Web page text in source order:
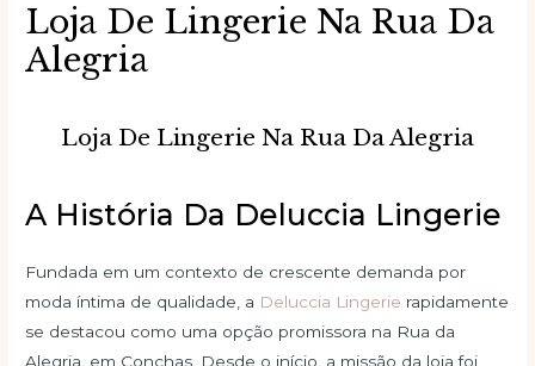
Loja De Lingerie Na Rua Da
Alegria
Loja De Lingerie Na Rua Da Alegria
A História Da Deluccia Lingerie
Fundada em um contexto de crescente demanda por
moda íntima de qualidade, a Deluccia Lingerie rapidamente
se destacou como uma opção promissora na Rua da
Alegria, em Conchas. Desde o início, a missão da loja foi